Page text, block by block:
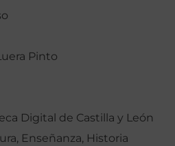
Pinto
Digital de Castilla y León
Enseñanza, Historia